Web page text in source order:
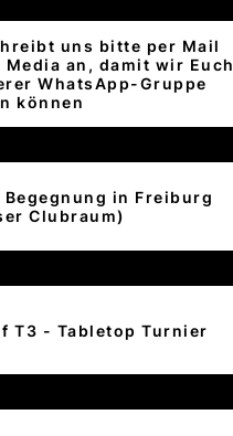
uns bitte per Mail
an, damit wir Euch
WhatsApp-Gruppe
können
in Freiburg
Clubraum)
T3 - Tabletop Turnier